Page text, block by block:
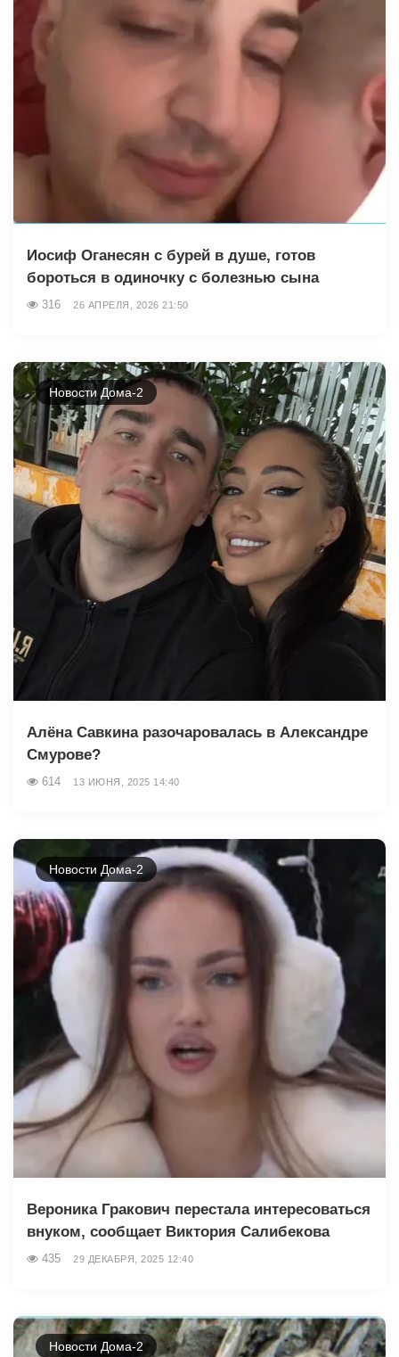
Иосиф Оганесян с бурей в душе, готов
бороться в одиночку с болезнью сына
316 26 АПРЕЛЯ, 2026 21:50
Новости Дома-2
Алёна Савкина разочаровалась в Александре
Смурове?
614 13 ИЮНЯ, 2025 14:40
Новости Дома-2
Вероника Гракович перестала интересоваться
внуком, сообщает Виктория Салибекова
435 29 ДЕКАБРЯ, 2025 12:40
Новости Дома-2